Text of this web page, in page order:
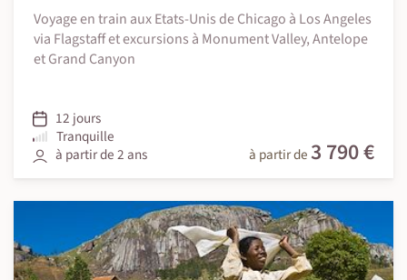
Voyage en train aux Etats-Unis de Chicago à Los Angeles
via Flagstaff et excursions à Monument Valley, Antelope
et Grand Canyon
12 jours
Tranquille
à partir de 2 ans
à partir de 3 790 €